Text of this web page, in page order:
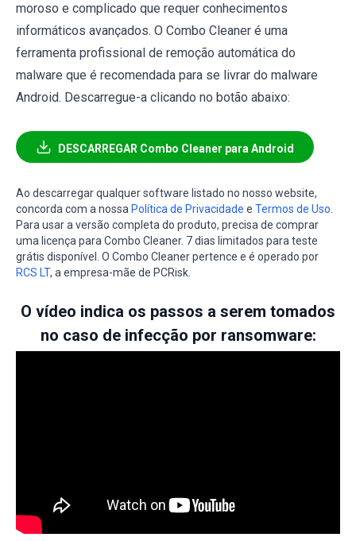
moroso e complicado que requer conhecimentos
informáticos avançados. O Combo Cleaner é uma
ferramenta profissional de remoção automática do
malware que é recomendada para se livrar do malware
Android. Descarregue-a clicando no botão abaixo:
DESCARREGAR Combo Cleaner para Android
Ao descarregar qualquer software listado no nosso website,
concorda com a nossa Política de Privacidade e Termos de Uso.
Para usar a versão completa do produto, precisa de comprar
uma licença para Combo Cleaner. 7 dias limitados para teste
grátis disponível. O Combo Cleaner pertence e é operado por
RCS LT, a empresa-mãe de PCRisk.
O vídeo indica os passos a serem tomados
no caso de infecção por ransomware: